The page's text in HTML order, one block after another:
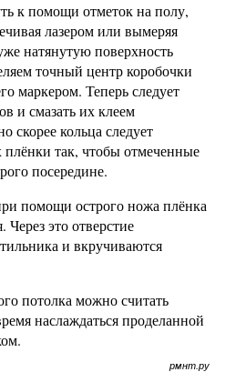
к помощи отметок на полу,
лазером или вымеряя
натянутую поверхность
точный центр коробочки
маркером. Теперь следует
и смазать их клеем
скорее кольца следует
так, чтобы отмеченные
посередине.
помощи острого ножа плёнка
Через это отверстие
и вкручиваются
потолка можно считать
наслаждаться проделанной
рмнт.ру